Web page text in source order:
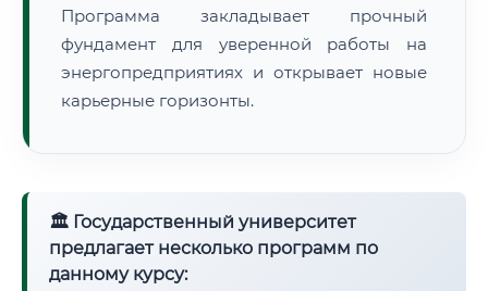
Программа закладывает прочный
фундамент для уверенной работы на
энергопредприятиях и открывает новые
карьерные горизонты.
🏛 Государственный университет
предлагает несколько программ по
данному курсу: